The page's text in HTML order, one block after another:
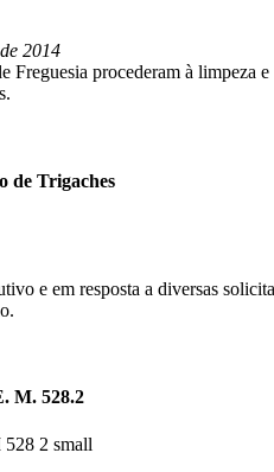
2014
Freguesia procederam à limpeza
de Trigaches
e em resposta a diversas
M. 528.2